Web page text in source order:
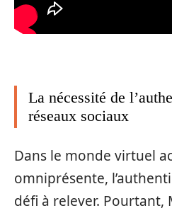
La nécessité de
réseaux sociaux
Dans le monde virtuel
omniprésente,
défi à relever. Pourtant,